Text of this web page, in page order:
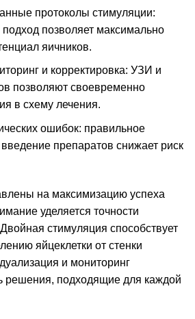
протоколы стимуляции:
позволяет максимально
яичников.
и корректировка: УЗИ и
позволяют своевременно
в схему лечения.
ошибок: правильное
препаратов снижает риск
на максимизацию успеха
уделяется точности
стимуляция способствует
яйцеклетки от стенки
и мониторинг
решения, подходящие для каждой